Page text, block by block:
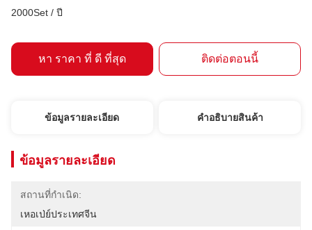
2000Set / ปี
หา ราคา ที่ ดี ที่สุด ติดต่อตอนนี้
ข้อมูลรายละเอียด คําอธิบายสินค้า
ข้อมูลรายละเอียด
สถานที่กำเนิด:
เหอเป่ย์ประเทศจีน